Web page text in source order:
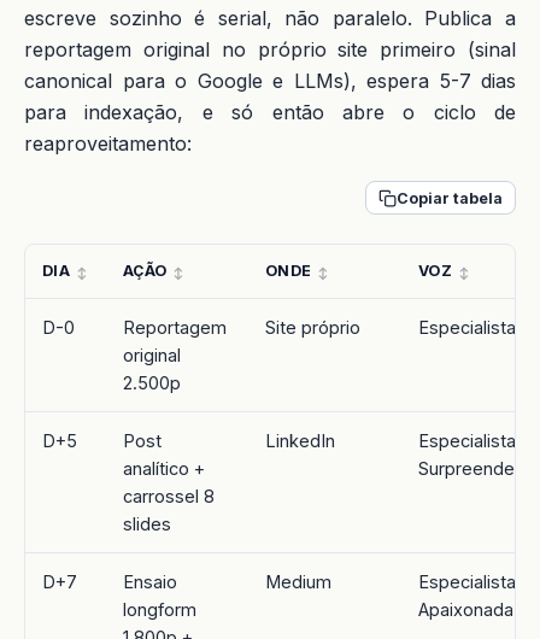
escreve sozinho é serial, não paralelo. Publica a
reportagem original no próprio site primeiro (sinal
canonical para o Google e LLMs), espera 5-7 dias
para indexação, e só então abre o ciclo de
reaproveitamento:
Copiar tabela
DIA AÇÃO ONDE VOZ
D-0
Reportagem
original
2.500p
Site próprio Especialista
D+5
Post
analítico +
carrossel 8
slides
LinkedIn
Especialista +
Surpreendente
D+7
Ensaio
longform
Medium
Especialista +
Apaixonada